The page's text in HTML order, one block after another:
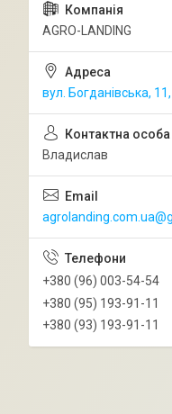
AGRO-LANDING
вул. Богданівська,
Владислав
+380 (96) 003-54-54
+380 (95) 193-91-11
+380 (93) 193-91-11